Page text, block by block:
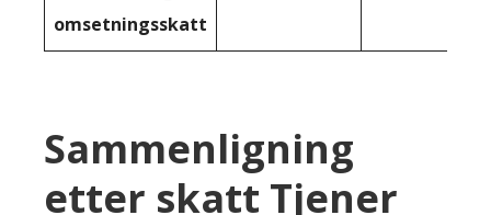
omsetningsskatt
Sammenligning
etter skatt Tjener